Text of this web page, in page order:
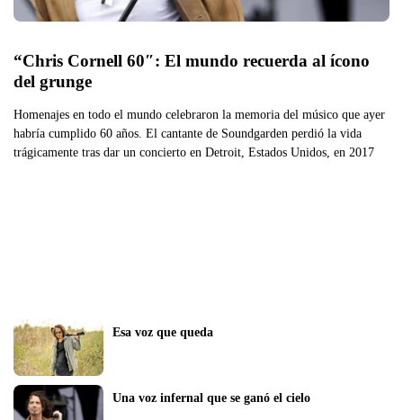
“Chris Cornell 60″: El mundo recuerda al ícono
del grunge
Homenajes en todo el mundo celebraron la memoria del músico que ayer
habría cumplido 60 años. El cantante de Soundgarden perdió la vida
trágicamente tras dar un concierto en Detroit, Estados Unidos, en 2017
Esa voz que queda
Una voz infernal que se ganó el cielo